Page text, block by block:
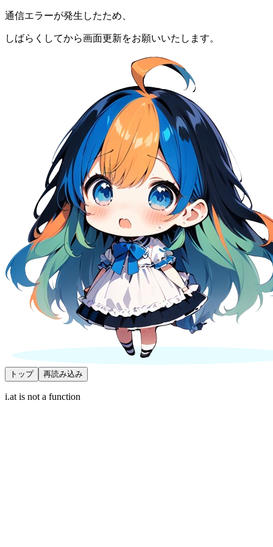
通信エラーが発生したため、
しばらくしてから画面更新をお願いいたします。
トップ 再読み込み
i.at is not a function